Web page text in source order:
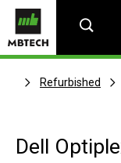
Refurbished
Dell